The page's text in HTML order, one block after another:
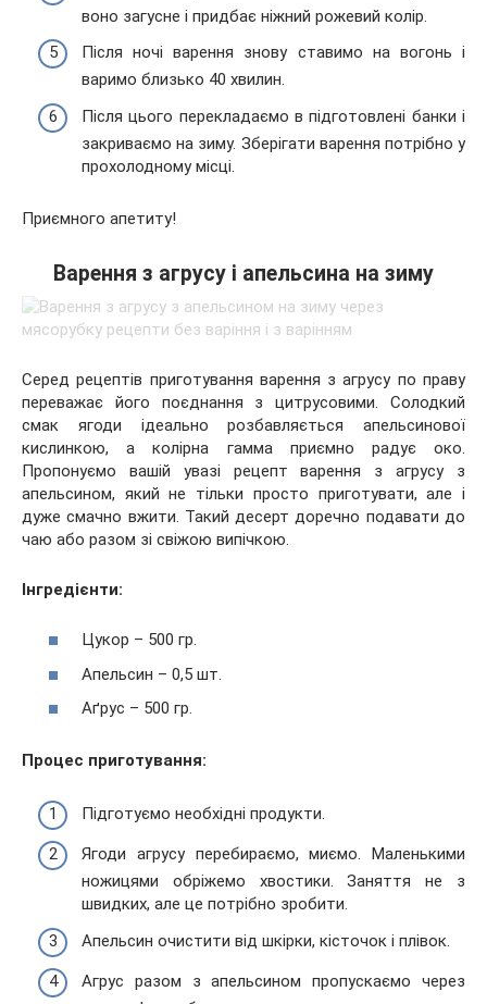
воно загусне і придбає ніжний рожевий колір.
Після ночі варення знову ставимо на вогонь і
варимо близько 40 хвилин.
Після цього перекладаємо в підготовлені банки і
закриваємо на зиму. Зберігати варення потрібно у
прохолодному місці.
Приємного апетиту!
Варення з агрусу і апельсина на зиму
Серед рецептів приготування варення з агрусу по праву
переважає його поєднання з цитрусовими. Солодкий
смак ягоди ідеально розбавляється апельсинової
кислинкою, а колірна гамма приємно радує око.
Пропонуємо вашій увазі рецепт варення з агрусу з
апельсином, який не тільки просто приготувати, але і
дуже смачно вжити. Такий десерт доречно подавати до
чаю або разом зі свіжою випічкою.
Інгредієнти:
Цукор – 500 гр.
Апельсин – 0,5 шт.
Аґрус – 500 гр.
Процес приготування:
Підготуємо необхідні продукти.
Ягоди агрусу перебираємо, миємо. Маленькими
ножицями обріжемо хвостики. Заняття не з
швидких, але це потрібно зробити.
Апельсин очистити від шкірки, кісточок і плівок.
Агрус разом з апельсином пропускаємо через